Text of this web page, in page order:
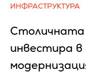
ИНФРАСТРУКТУРА
инвестира